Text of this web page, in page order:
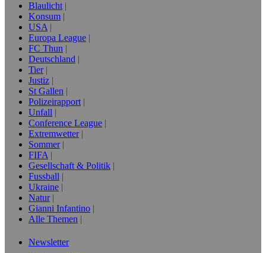
Blaulicht
Konsum
USA
Europa League
FC Thun
Deutschland
Tier
Justiz
St Gallen
Polizeirapport
Unfall
Conference League
Extremwetter
Sommer
FIFA
Gesellschaft & Politik
Fussball
Ukraine
Natur
Gianni Infantino
Alle Themen
Newsletter